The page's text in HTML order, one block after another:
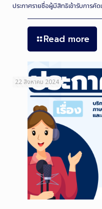
ประกาศรายชื่อผู้มีสิทธิเข้ารับการคั
Read more
22 สิงหาคม 2024